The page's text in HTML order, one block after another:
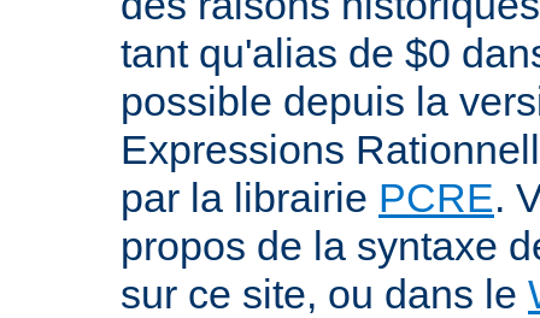
tant qu'alias de $0
possible depuis la
Expressions
par la librairie PCRE.
propos de la syntaxe
sur ce site, ou dans le